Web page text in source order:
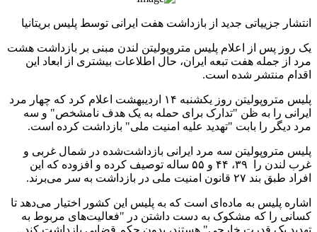
انتشار جزییاتی جدید از بازداشت هفت ایرانی توسط پلیس بریتانیا
یک روز پس از اعلام پلیس متروپولیتن لندن مبنی بر بازداشت هشت
مرد از جمله هفت تبعه ایران، حال اطلاعات بیشتری از ابعاد این
اقدام منتشر شده است.
پلیس متروپولیتن روز یکشنبه ۱۴ اردیبهشت اعلام کرد که چهار مرد
ایرانی را به ظن "تدارک برای حمله به یک هدف نامشخص" و سه
مرد دیگر را بابت "تهدید علیه امنیت ملی" بازداشت کرده است.
پلیس متروپولیتن سه مرد ایرانی بازداشت‌شده در شمال غربی و
غرب لندن را ۳۹، ۴۴ و ۵۵ ساله توصیف کرده و افزوده که این
افراد طبق بند ۲۷ قانون امنیت ملی در بازداشت به سر می‌برند.
اشاره پلیس به ماده‌ای است که به پلیس این کشور اختیار می‌دهد تا
کسانی را که مشکوک به دست داشتن در "فعالیت‌های مربوط به